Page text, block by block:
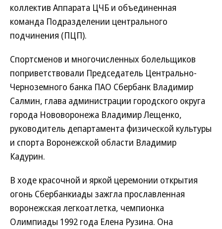
коллектив Аппарата ЦЧБ и объединенная
команда Подразделении центрального
подчинения (ПЦП).
Спортсменов и многочисленных болельщиков
поприветствовали Председатель Центрально-
Черноземного банка ПАО Сбербанк Владимир
Салмин, глава администрации городского округа
города Нововоронежа Владимир Лещенко,
руководитель департамента физической культуры
и спорта Воронежской области Владимир
Кадурин.
В ходе красочной и яркой церемонии открытия
огонь Сбербанкиады зажгла прославленная
воронежская легкоатлетка, чемпионка
Олимпиады 1992 года Елена Рузина. Она